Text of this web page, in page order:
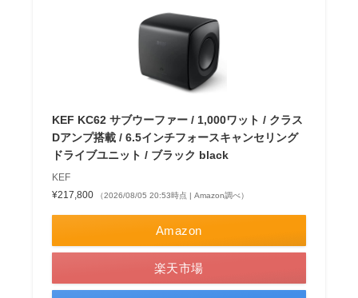
KEF KC62 サブウーファー / 1,000ワット / クラス
Dアンプ搭載 / 6.5インチフォースキャンセリング
ドライブユニット / ブラック black
KEF
¥217,800
（2026/08/05 20:53時点 | Amazon調べ）
Amazon
楽天市場